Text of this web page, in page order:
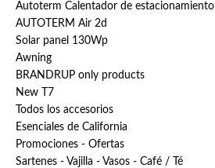
Autoterm Calentador de estacionamiento
AUTOTERM Air 2d
Solar panel 130Wp
Awning
BRANDRUP only products
New T7
Todos los accesorios
Esenciales de California
Promociones - Ofertas
Sartenes - Vajilla - Vasos - Café / Té